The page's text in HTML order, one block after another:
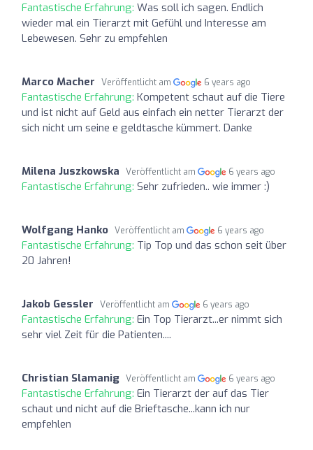
Fantastische Erfahrung: Was soll ich sagen. Endlich
wieder mal ein Tierarzt mit Gefühl und Interesse am
Lebewesen. Sehr zu empfehlen
Marco Macher Veröffentlicht am 6 years ago
Fantastische Erfahrung: Kompetent schaut auf die Tiere
und ist nicht auf Geld aus einfach ein netter Tierarzt der
sich nicht um seine e geldtasche kümmert. Danke
Milena Juszkowska Veröffentlicht am 6 years ago
Fantastische Erfahrung: Sehr zufrieden.. wie immer :)
Wolfgang Hanko Veröffentlicht am 6 years ago
Fantastische Erfahrung: Tip Top und das schon seit über
20 Jahren!
Jakob Gessler Veröffentlicht am 6 years ago
Fantastische Erfahrung: Ein Top Tierarzt...er nimmt sich
sehr viel Zeit für die Patienten....
Christian Slamanig Veröffentlicht am 6 years ago
Fantastische Erfahrung: Ein Tierarzt der auf das Tier
schaut und nicht auf die Brieftasche...kann ich nur
empfehlen